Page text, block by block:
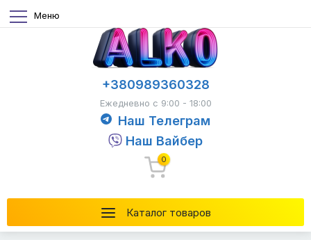
Меню
Каталог товаров
+380989360328
Ежедневно с 9:00 - 18:00
Наш Телеграм
Наш Вайбер
0